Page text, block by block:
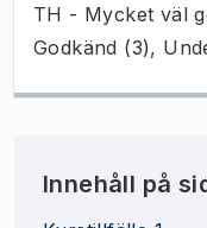
TH - Mycket väl
Godkänd (3),
Innehåll på